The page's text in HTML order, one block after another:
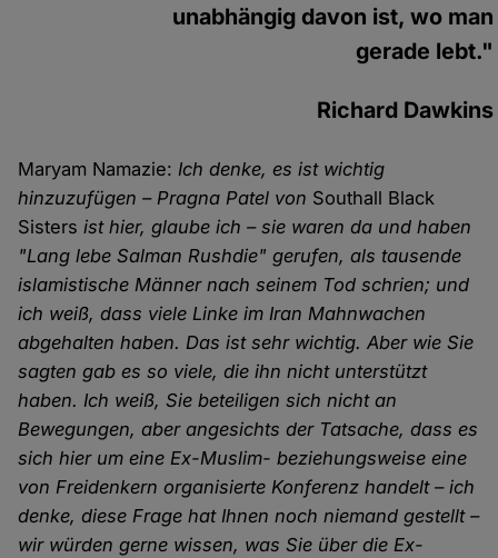
unabhängig davon ist, wo man
gerade lebt."
Richard Dawkins
Maryam Namazie:Ich denke, es ist wichtig
hinzuzufügen – Pragna Patel von Southall Black
Sisters ist hier, glaube ich – sie waren da und haben
"Lang lebe Salman Rushdie" gerufen, als tausende
islamistische Männer nach seinem Tod schrien; und
ich weiß, dass viele Linke im Iran Mahnwachen
abgehalten haben. Das ist sehr wichtig. Aber wie Sie
sagten gab es so viele, die ihn nicht unterstützt
haben. Ich weiß, Sie beteiligen sich nicht an
Bewegungen, aber angesichts der Tatsache, dass es
sich hier um eine Ex-Muslim- beziehungsweise eine
von Freidenkern organisierte Konferenz handelt – ich
denke, diese Frage hat Ihnen noch niemand gestellt –
wir würden gerne wissen, was Sie über die Ex-